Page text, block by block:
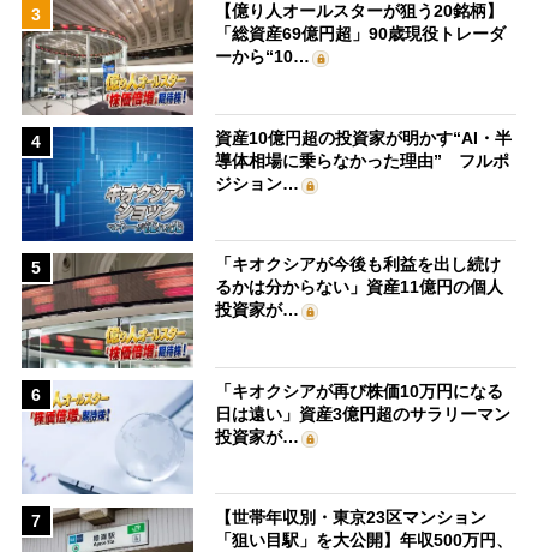
3
【億り人オールスターが狙う20銘柄】
「総資産69億円超」90歳現役トレーダ
ーから“10…
4
資産10億円超の投資家が明かす“AI・半
導体相場に乗らなかった理由” フルポ
ジション…
5
「キオクシアが今後も利益を出し続け
るかは分からない」資産11億円の個人
投資家が…
6
「キオクシアが再び株価10万円になる
日は遠い」資産3億円超のサラリーマン
投資家が…
7
【世帯年収別・東京23区マンション
「狙い目駅」を大公開】年収500万円、